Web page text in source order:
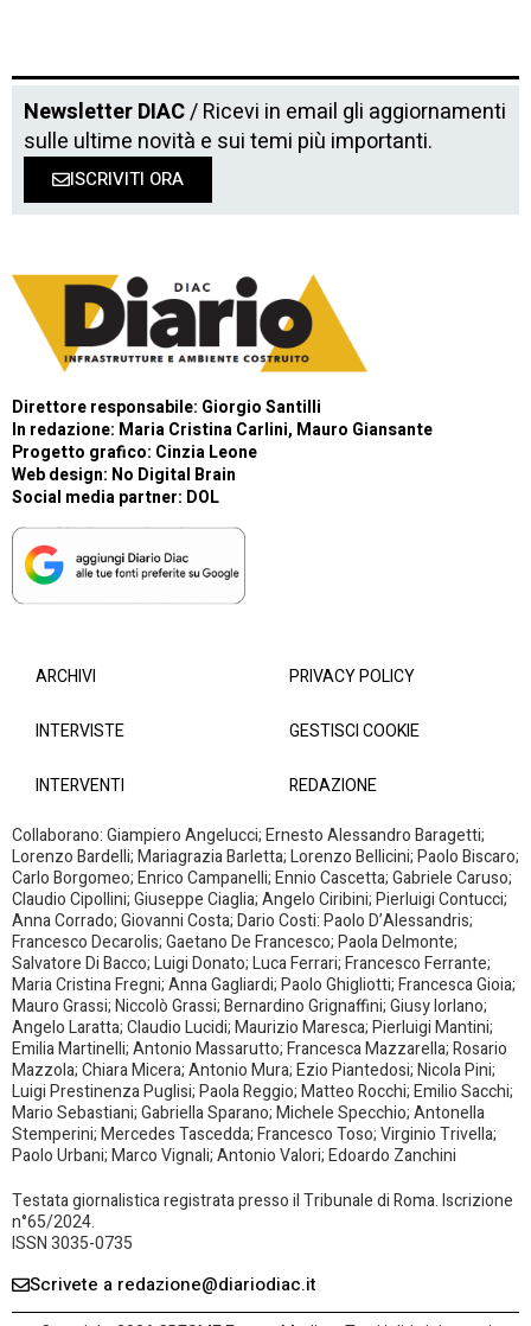
Newsletter DIAC/ Ricevi in email gli aggiornamenti
sulle ultime novità e sui temi più importanti.
ISCRIVITI ORA
Direttore responsabile: Giorgio Santilli
In redazione: Maria Cristina Carlini, Mauro Giansante
Progetto grafico: Cinzia Leone
Web design: No Digital Brain
Social media partner: DOL
ARCHIVI
INTERVISTE
INTERVENTI
PRIVACY POLICY
GESTISCI COOKIE
REDAZIONE
Collaborano: Giampiero Angelucci; Ernesto Alessandro Baragetti;
Lorenzo Bardelli; Mariagrazia Barletta; Lorenzo Bellicini; Paolo Biscaro;
Carlo Borgomeo; Enrico Campanelli; Ennio Cascetta; Gabriele Caruso;
Claudio Cipollini; Giuseppe Ciaglia; Angelo Ciribini; Pierluigi Contucci;
Anna Corrado; Giovanni Costa; Dario Costi: Paolo D’Alessandris;
Francesco Decarolis; Gaetano De Francesco; Paola Delmonte;
Salvatore Di Bacco; Luigi Donato; Luca Ferrari; Francesco Ferrante;
Maria Cristina Fregni; Anna Gagliardi; Paolo Ghigliotti; Francesca Gioia;
Mauro Grassi; Niccolò Grassi; Bernardino Grignaffini; Giusy Iorlano;
Angelo Laratta; Claudio Lucidi; Maurizio Maresca; Pierluigi Mantini;
Emilia Martinelli; Antonio Massarutto; Francesca Mazzarella; Rosario
Mazzola; Chiara Micera; Antonio Mura; Ezio Piantedosi; Nicola Pini;
Luigi Prestinenza Puglisi; Paola Reggio; Matteo Rocchi; Emilio Sacchi;
Mario Sebastiani; Gabriella Sparano; Michele Specchio; Antonella
Stemperini; Mercedes Tascedda; Francesco Toso; Virginio Trivella;
Paolo Urbani; Marco Vignali; Antonio Valori; Edoardo Zanchini
Testata giornalistica registrata presso il Tribunale di Roma. Iscrizione
n°65/2024.
ISSN 3035-0735
Scrivete a redazione@diariodiac.it